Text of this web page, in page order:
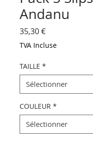
Andanu
35,30 €Prix
TVA Incluse
TAILLE *
COULEUR *